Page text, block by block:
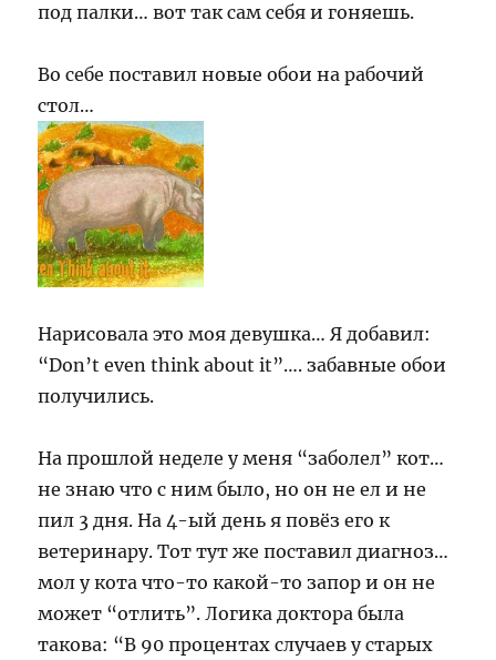
под палки… вот так сам себя и гоняешь.
Во себе поставил новые обои на рабочий
стол…
Нарисовала это моя девушка… Я добавил:
“Don’t even think about it”…. забавные обои
получились.
На прошлой неделе у меня “заболел” кот…
не знаю что с ним было, но он не ел и не
пил 3 дня. На 4-ый день я повёз его к
ветеринару. Тот тут же поставил диагноз…
мол у кота что-то какой-то запор и он не
может “отлить”. Логика доктора была
такова: “В 90 процентах случаев у старых